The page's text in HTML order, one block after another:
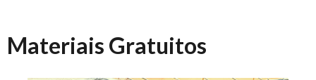
Materiais Gratuitos